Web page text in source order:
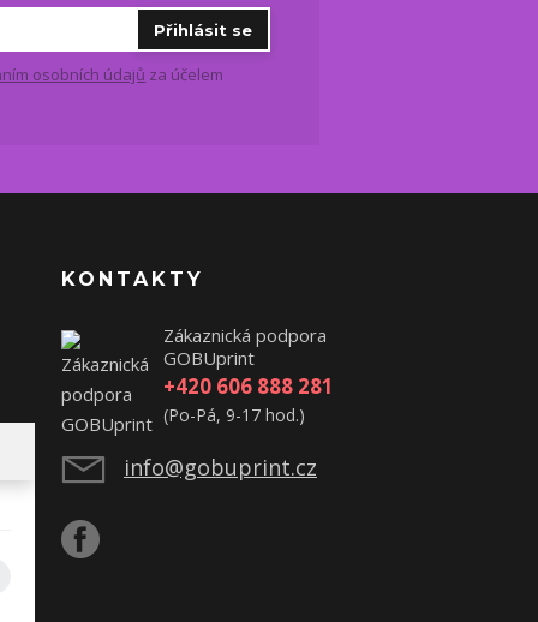
Přihlásit se
osobních údajů za účelem
KONTAKTY
Zákaznická podpora
GOBUprint
+420 606 888 281
(Po-Pá, 9-17 hod.)
info@gobuprint.cz